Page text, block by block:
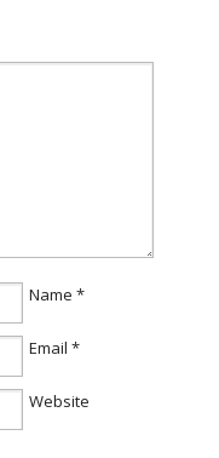
Name *
Email *
Website